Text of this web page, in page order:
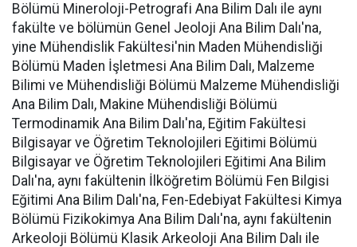
Bölümü Mineroloji-Petrografi Ana Bilim Dalı ile aynı
fakülte ve bölümün Genel Jeoloji Ana Bilim Dalı'na,
yine Mühendislik Fakültesi'nin Maden Mühendisliği
Bölümü Maden İşletmesi Ana Bilim Dalı, Malzeme
Bilimi ve Mühendisliği Bölümü Malzeme Mühendisliği
Ana Bilim Dalı, Makine Mühendisliği Bölümü
Termodinamik Ana Bilim Dalı'na, Eğitim Fakültesi
Bilgisayar ve Öğretim Teknolojileri Eğitimi Bölümü
Bilgisayar ve Öğretim Teknolojileri Eğitimi Ana Bilim
Dalı'na, aynı fakültenin İlköğretim Bölümü Fen Bilgisi
Eğitimi Ana Bilim Dalı'na, Fen-Edebiyat Fakültesi Kimya
Bölümü Fizikokimya Ana Bilim Dalı'na, aynı fakültenin
Arkeoloji Bölümü Klasik Arkeoloji Ana Bilim Dalı ile